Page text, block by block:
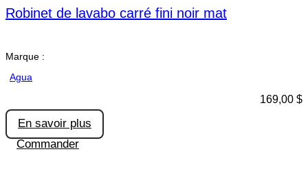
Robinet de lavabo carré fini noir mat
Marque :
Agua
169,00 $
En savoir plus
Commander